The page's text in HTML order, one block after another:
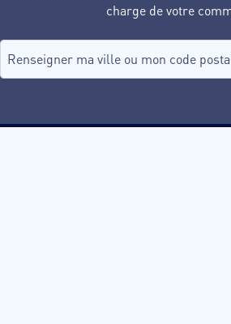
charge de votre
Recherche de commune, tapez dans le